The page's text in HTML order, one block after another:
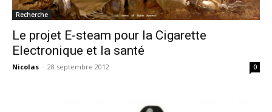
Recherche
Le projet E-steam pour la Cigarette
Electronique et la santé
Nicolas - 28 septembre 2012 0